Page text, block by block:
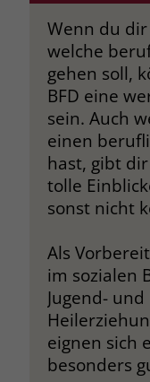
Wenn du
welche
gehen soll,
BFD eine
sein. Auch
einen
hast, gibt
tolle
sonst nicht
Als
im sozialen
Jugend-
eignen sich
besonders
Anbieter
Laufzeit
Zweck
Anbieter
Laufzeit 1
Zweck
Zweck
Name _clsk
Laufzeit 1
Zweck
um
zu